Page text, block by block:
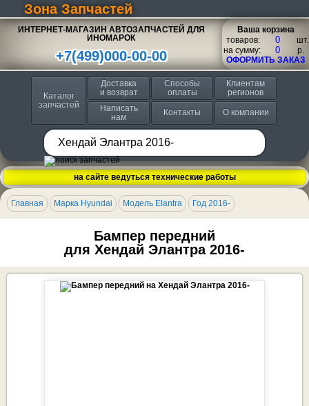
Зона Запчастей
ИНТЕРНЕТ-МАГАЗИН АВТОЗАПЧАСТЕЙ ДЛЯ
ИНОМАРОК
+7(499)000-00-00
Ваша корзина
товаров:
шт.
на сумму:
p.
ОФОРМИТЬ ЗАКАЗ
Каталог
запчастей
Доставка
и возврат
Способы
оплаты
Клиентам
регионов
Написать
нам
Контакты О компании
на сайте ведуться технические работы
Главная Марка Hyundai Модель Elantra Год 2016-
Бампер передний
для Хендай Элантра 2016-